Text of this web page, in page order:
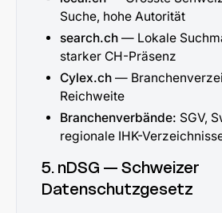
Suche, hohe Autorität
search.ch — Lokale
starker CH-Präsenz
Cylex.ch —
Reichweite
Branchenverbände: SGV,
regionale IHK-
5. nDSG — Schweizer
Datenschutzgesetz